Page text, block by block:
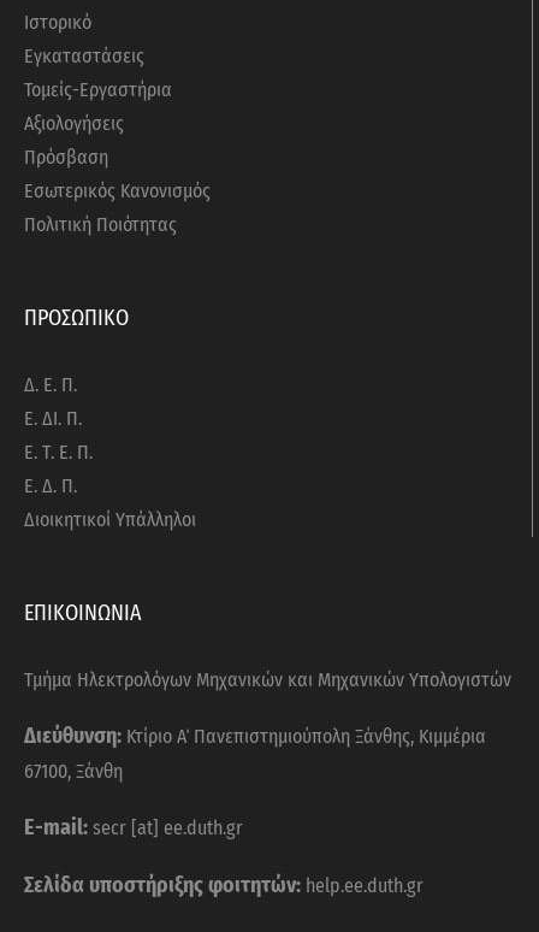
Ιστορικό
Εγκαταστάσεις
Τομείς-Εργαστήρια
Αξιολογήσεις
Πρόσβαση
Εσωτερικός Κανονισμός
Πολιτική Ποιότητας
ΠΡΟΣΩΠΙΚΟ
Δ. Ε. Π.
Ε. ΔΙ. Π.
Ε. Τ. Ε. Π.
Ε. Δ. Π.
Διοικητικοί Υπάλληλοι
ΕΠΙΚΟΙΝΩΝΙΑ
Τμήμα Ηλεκτρολόγων Μηχανικών και Μηχανικών Υπολογιστών
Διεύθυνση: Κτίριο Α΄ Πανεπιστημιούπολη Ξάνθης, Κιμμέρια
67100, Ξάνθη
E-mail: secr [at] ee.duth.gr
Σελίδα υποστήριξης φοιτητών: help.ee.duth.gr